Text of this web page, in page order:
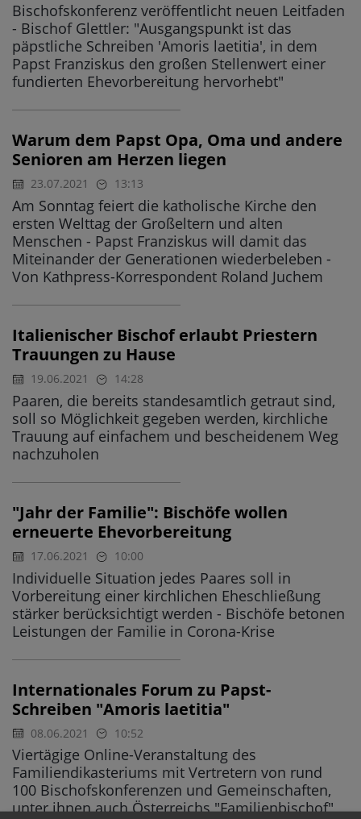
Bischofskonferenz veröffentlicht neuen Leitfaden
- Bischof Glettler: "Ausgangspunkt ist das
päpstliche Schreiben 'Amoris laetitia', in dem
Papst Franziskus den großen Stellenwert einer
fundierten Ehevorbereitung hervorhebt"
Warum dem Papst Opa, Oma und andere
Senioren am Herzen liegen
23.07.2021 13:13
Am Sonntag feiert die katholische Kirche den
ersten Welttag der Großeltern und alten
Menschen - Papst Franziskus will damit das
Miteinander der Generationen wiederbeleben -
Von Kathpress-Korrespondent Roland Juchem
Italienischer Bischof erlaubt Priestern
Trauungen zu Hause
19.06.2021 14:28
Paaren, die bereits standesamtlich getraut sind,
soll so Möglichkeit gegeben werden, kirchliche
Trauung auf einfachem und bescheidenem Weg
nachzuholen
"Jahr der Familie": Bischöfe wollen
erneuerte Ehevorbereitung
17.06.2021 10:00
Individuelle Situation jedes Paares soll in
Vorbereitung einer kirchlichen Eheschließung
stärker berücksichtigt werden - Bischöfe betonen
Leistungen der Familie in Corona-Krise
Internationales Forum zu Papst-
Schreiben "Amoris laetitia"
08.06.2021 10:52
Viertägige Online-Veranstaltung des
Familiendikasteriums mit Vertretern von rund
100 Bischofskonferenzen und Gemeinschaften,
unter ihnen auch Österreichs "Familienbischof"